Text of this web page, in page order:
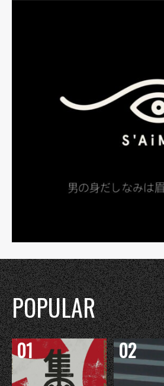
POPULAR